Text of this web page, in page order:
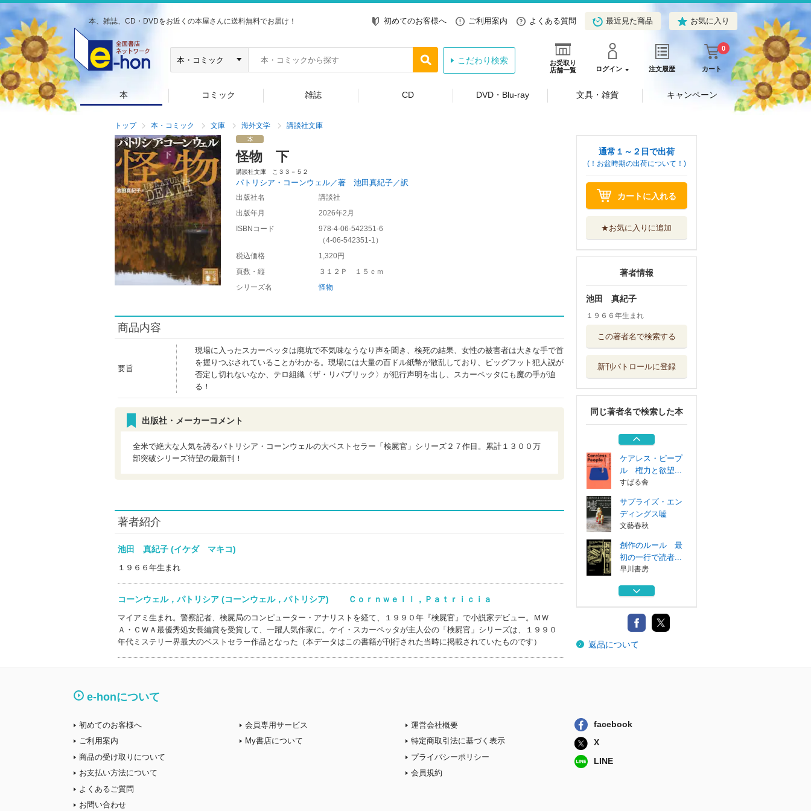
本、雑誌、CD・DVDをお近くの本屋さんに送料無料でお届け！ 初めてのお客様へ ご利用案内 よくある質問 最近見た商品 お気に入り
お受取り
店舗一覧
ログイン 注文履歴 カート
0
こだわり検索
本 コミック 雑誌 CD DVD・Blu-ray 文具・雑貨 キャンペーン
トップ 本・コミック 文庫 海外文学 講談社文庫
怪物 下
講談社文庫 こ３３－５２
パトリシア・コーンウェル／著 池田真紀子／訳
出版社名
講談社
出版年月
2026年2月
ISBNコード
978-4-06-542351-6
（4-06-542351-1 ）
税込価格
1,320円
頁数・縦
３１２Ｐ １５ｃｍ
シリーズ名
怪物
商品内容
要旨
現場に入ったスカーペッタは廃坑で不気味なうなり声を聞き、検死の結果、女性の被害者は大きな手で首
を握りつぶされていることがわかる。現場には大量の百ドル紙幣が散乱しており、ビッグフット犯人説が
否定し切れないなか、テロ組織〈ザ・リパブリック〉が犯行声明を出し、スカーペッタにも魔の手が迫
る！
出版社・メーカーコメント
全米で絶大な人気を誇るパトリシア・コーンウェルの大ベストセラー「検屍官」シリーズ２７作目。累計１３００万
部突破シリーズ待望の最新刊！
著者紹介
池田 真紀子 (イケダ マキコ)
１９６６年生まれ
コーンウェル，パトリシア (コーンウェル，パトリシア) Ｃｏｒｎｗｅｌｌ，Ｐａｔｒｉｃｉａ
マイアミ生まれ。警察記者、検屍局のコンピューター・アナリストを経て、１９９０年『検屍官』で小説家デビュー。ＭＷ
Ａ・ＣＷＡ最優秀処女長編賞を受賞して、一躍人気作家に。ケイ・スカーペッタが主人公の「検屍官」シリーズは、１９９０
年代ミステリー界最大のベストセラー作品となった（本データはこの書籍が刊行された当時に掲載されていたものです）
通常１～２日で出荷
(！お盆時期の出荷について！)
カートに入れる
★お気に入りに追加
著者情報
池田 真紀子
１９６６年生まれ
この著者名で検索する
新刊パトロールに登録
同じ著者名で検索した本
初の一行で読者...
サプライズ・エン
文藝春秋
怪物 上
講談社
ケアレス・ピープ
ル 権力と欲望...
すばる舎
サプライズ・エン
ディングス嘘
文藝春秋
創作のルール 最
初の一行で読者...
早川書房
サプライズ・エン
文藝春秋
怪物 上
講談社
サプライズ・エン
返品について
e-honについて
初めてのお客様へ
ご利用案内
商品の受け取りについて
お支払い方法について
よくあるご質問
お問い合わせ
会員専用サービス
My書店について
運営会社概要
特定商取引法に基づく表示
プライバシーポリシー
会員規約
facebook
X
LINE